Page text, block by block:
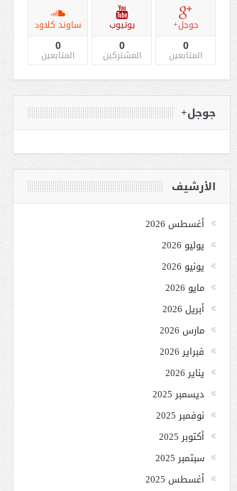
جوجل+
0
المتابعين
يوتيوب
0
المشتركين
ساوند كلاود
0
المتابعين
جوجل+
الأرشيف
أغسطس 2026
يوليو 2026
يونيو 2026
مايو 2026
أبريل 2026
مارس 2026
فبراير 2026
يناير 2026
ديسمبر 2025
نوفمبر 2025
أكتوبر 2025
سبتمبر 2025
أغسطس 2025